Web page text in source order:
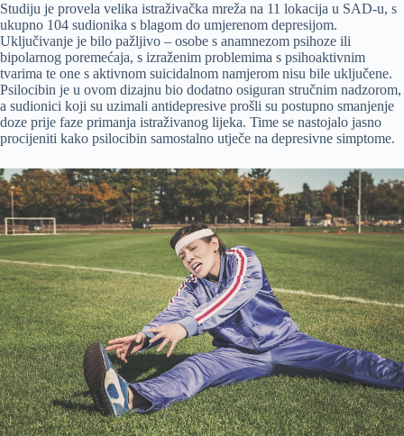
Studiju je provela velika istraživačka mreža na 11 lokacija u SAD-u, s
ukupno 104 sudionika s blagom do umjerenom depresijom.
Uključivanje je bilo pažljivo – osobe s anamnezom psihoze ili
bipolarnog poremećaja, s izraženim problemima s psihoaktivnim
tvarima te one s aktivnom suicidalnom namjerom nisu bile uključene.
Psilocibin je u ovom dizajnu bio dodatno osiguran stručnim nadzorom,
a sudionici koji su uzimali antidepresive prošli su postupno smanjenje
doze prije faze primanja istraživanog lijeka. Time se nastojalo jasno
procijeniti kako psilocibin samostalno utječe na depresivne simptome.